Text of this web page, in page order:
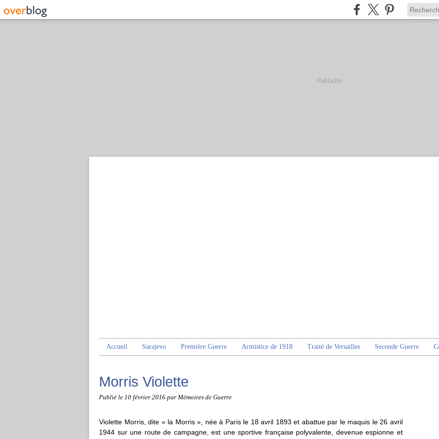
Publicité
Accueil Sarajevo Première Guerre Armistice de 1918 Traité de Versailles Seconde Guerre
Morris Violette
Publié le 10 février 2016 par Mémoires de Guerre
Violette Morris, dite « la Morris », née à Paris le 18 avril 1893 et abattue par le maquis le 26 avril
1944 sur une route de campagne, est une sportive française polyvalente, devenue espionne et